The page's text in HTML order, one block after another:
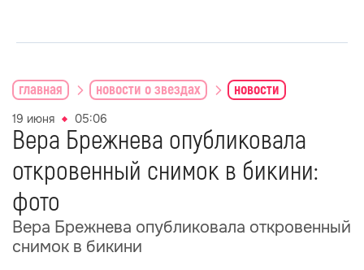
главная новости о звездах новости
19 июня 05:06
Вера Брежнева опубликовала
откровенный снимок в бикини:
фото
Вера Брежнева опубликовала откровенный
снимок в бикини